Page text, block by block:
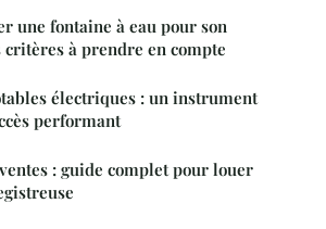
une fontaine à eau pour son
à prendre en compte
électriques : un instrument
performant
: guide complet pour louer